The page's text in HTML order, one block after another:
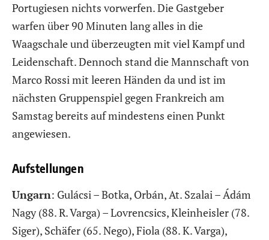
Portugiesen nichts vorwerfen. Die Gastgeber
warfen über 90 Minuten lang alles in die
Waagschale und überzeugten mit viel Kampf und
Leidenschaft. Dennoch stand die Mannschaft von
Marco Rossi mit leeren Händen da und ist im
nächsten Gruppenspiel gegen Frankreich am
Samstag bereits auf mindestens einen Punkt
angewiesen.
Aufstellungen
Ungarn: Gulácsi – Botka, Orbán, At. Szalai – Ádám
Nagy (88. R. Varga) – Lovrencsics, Kleinheisler (78.
Siger), Schäfer (65. Nego), Fiola (88. K. Varga),